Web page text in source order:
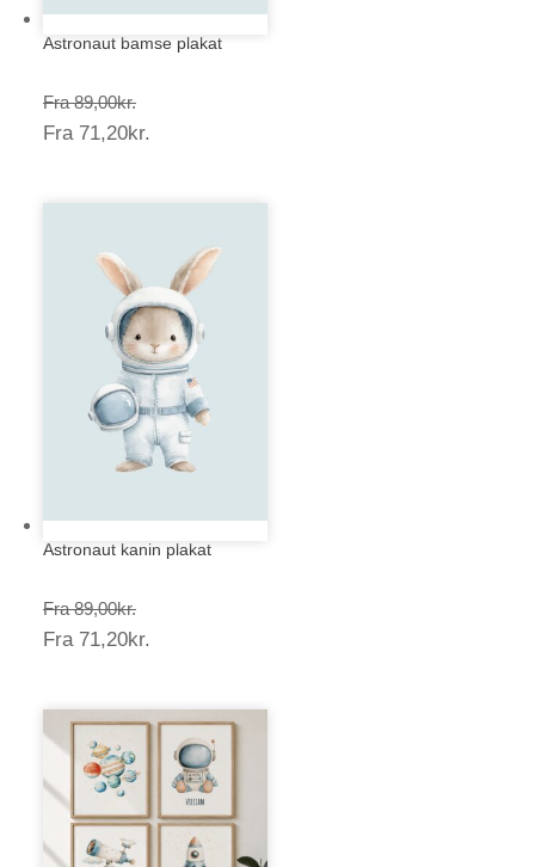
Astronaut bamse plakat
Fra 89,00kr.Prisinterval:
89,00kr.
Fra 71,20kr.
Astronaut kanin plakat
Fra 89,00kr.Prisinterval:
89,00kr.
Fra 71,20kr.